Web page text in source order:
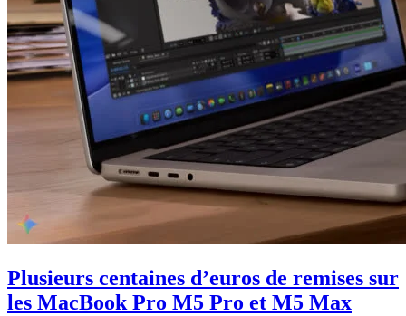
Plusieurs centaines d’euros de remises sur
les MacBook Pro M5 Pro et M5 Max